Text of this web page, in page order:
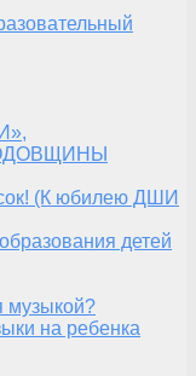
(К юбилею ДШИ
детей
музыкой?
на ребенка